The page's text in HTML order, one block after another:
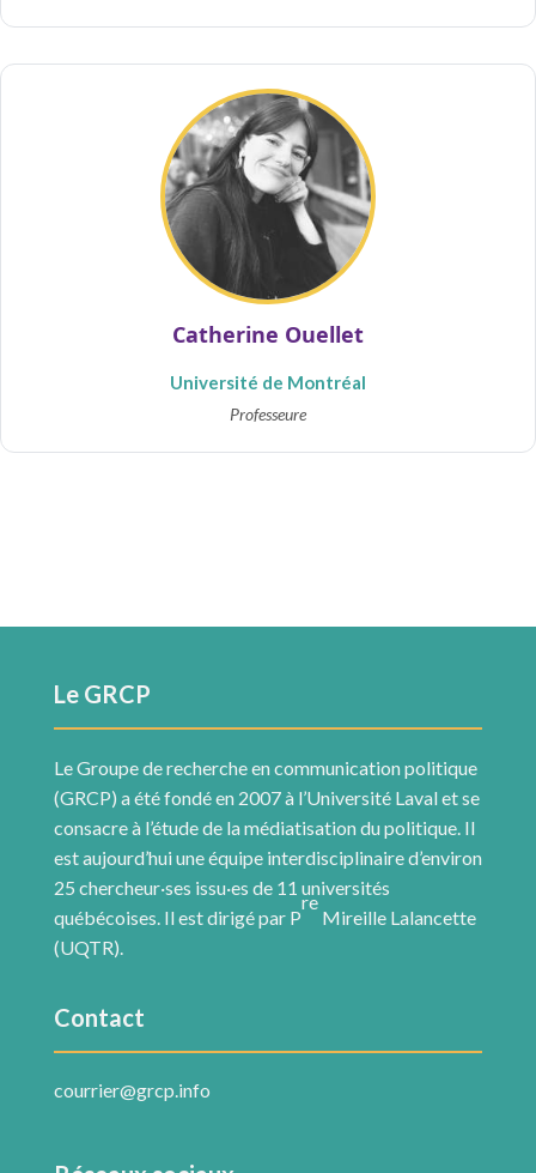
Catherine Ouellet
Université de Montréal
Professeure
Le GRCP
Le Groupe de recherche en communication politique
(GRCP) a été fondé en 2007 à l’Université Laval et se
consacre à l’étude de la médiatisation du politique. Il
est aujourd’hui une équipe interdisciplinaire d’environ
25 chercheur·ses issu·es de 11 universités
québécoises. Il est dirigé par P
re
Mireille Lalancette
(UQTR).
Contact
courrier@grcp.info